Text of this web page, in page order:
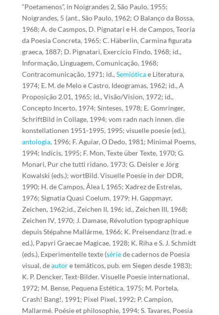
“Poetamenos”, in Noigrandes 2, São Paulo, 1955;
Noigrandes, 5 (ant., São Paulo, 1962; O Balanço da Bossa,
1968; A. de Casmpos, D. Pignatari e H. de Campos, Teoria
da Poesia Concreta, 1965; C. Häberlin, Carmina figurata
graeca, 1887; D. Pignatari, Exercício Findo, 1968; id.,
Informação, Linguagem, Comunicação, 1968;
Contracomunicação, 1971; id., Semióticae Literatura,
1974; E. M. de Melo e Castro, Ideogramas, 1962; id., A
Proposição 2.01, 1965; id., Visão/Vision, 1972; id.,
Concepto Incerto, 1974; Sínteses, 1978; E. Gomringer,
SchriftBild in Collage, 1994; vom radn nach innen. die
konstellationen 1951-1995, 1995; visuelle poesie (ed.),
antologia, 1996; F. Aguiar, O Dedo, 1981; Minimal Poems,
1994; Indicis, 1995; F. Mon, Texte über Texte, 1970; G.
Monari, Pur che tutti ridano, 1973; G. Deisler e Jörg
Kowalski (eds.); wortBild. Visuelle Poesie in der DDR,
1990; H. de Campos, Âlea I, 1965; Xadrez de Estrelas,
1976; Signatia Quasi Coelum, 1979; H. Gappmayr,
Zeichen, 1962;id., Zeichen II, 196; id., Zeichen III, 1968;
Zeichen IV, 1970; J. Damase, Révolution typographique
depuis Stépahne Mallárme, 1966; K. Preisendanz (trad. e
ed.), Papyri Graecae Magicae, 1928; K. Riha e S. J. Schmidt
(eds.), Experimentelle texte (sériede cadernos de Poesia
visual, deautore temáticos, pub. em Siegen desde 1983);
K. P. Dencker, Text-Bilder. Visuelle Poesie international,
1972; M. Bense, Pequena Estética, 1975; M. Portela,
Crash! Bang!, 1991; Pixel Pixel, 1992; P. Campion,
Mallarmé. Poésie et philosophie, 1994; S. Tavares, Poesia